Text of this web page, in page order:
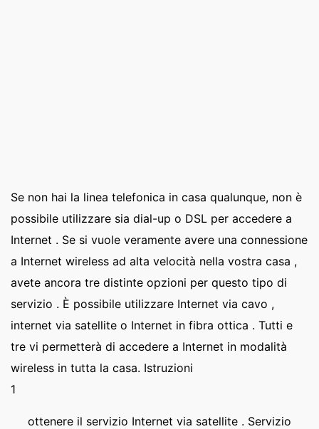
Se non hai la linea telefonica in casa qualunque, non è
possibile utilizzare sia dial-up o DSL per accedere a
Internet . Se si vuole veramente avere una connessione
a Internet wireless ad alta velocità nella vostra casa ,
avete ancora tre distinte opzioni per questo tipo di
servizio . È possibile utilizzare Internet via cavo ,
internet via satellite o Internet in fibra ottica . Tutti e
tre vi permetterà di accedere a Internet in modalità
wireless in tutta la casa. Istruzioni
1
ottenere il servizio Internet via satellite . Servizio